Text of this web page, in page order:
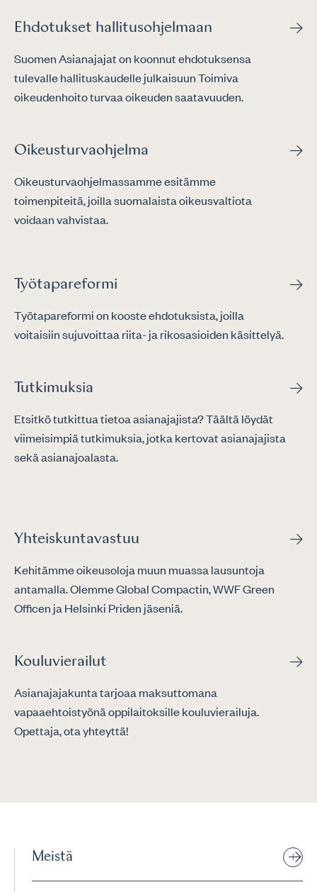
Ehdotukset hallitusohjelmaan
Suomen Asianajajat on koonnut ehdotuksensa
tulevalle hallituskaudelle julkaisuun Toimiva
oikeudenhoito turvaa oikeuden saatavuuden.
Oikeusturvaohjelma
Oikeusturvaohjelmassamme esitämme
toimenpiteitä, joilla suomalaista oikeusvaltiota
voidaan vahvistaa.
Työtapareformi
Työtapareformi on kooste ehdotuksista, joilla
voitaisiin sujuvoittaa riita- ja rikosasioiden käsittelyä.
Tutkimuksia
Etsitkö tutkittua tietoa asianajajista? Täältä löydät
viimeisimpiä tutkimuksia, jotka kertovat asianajajista
sekä asianajoalasta.
Yhteiskuntavastuu
Kehitämme oikeusoloja muun muassa lausuntoja
antamalla. Olemme Global Compactin, WWF Green
Officen ja Helsinki Priden jäseniä.
Kouluvierailut
Asianajajakunta tarjoaa maksuttomana
vapaaehtoistyönä oppilaitoksille kouluvierailuja.
Opettaja, ota yhteyttä!
Meistä